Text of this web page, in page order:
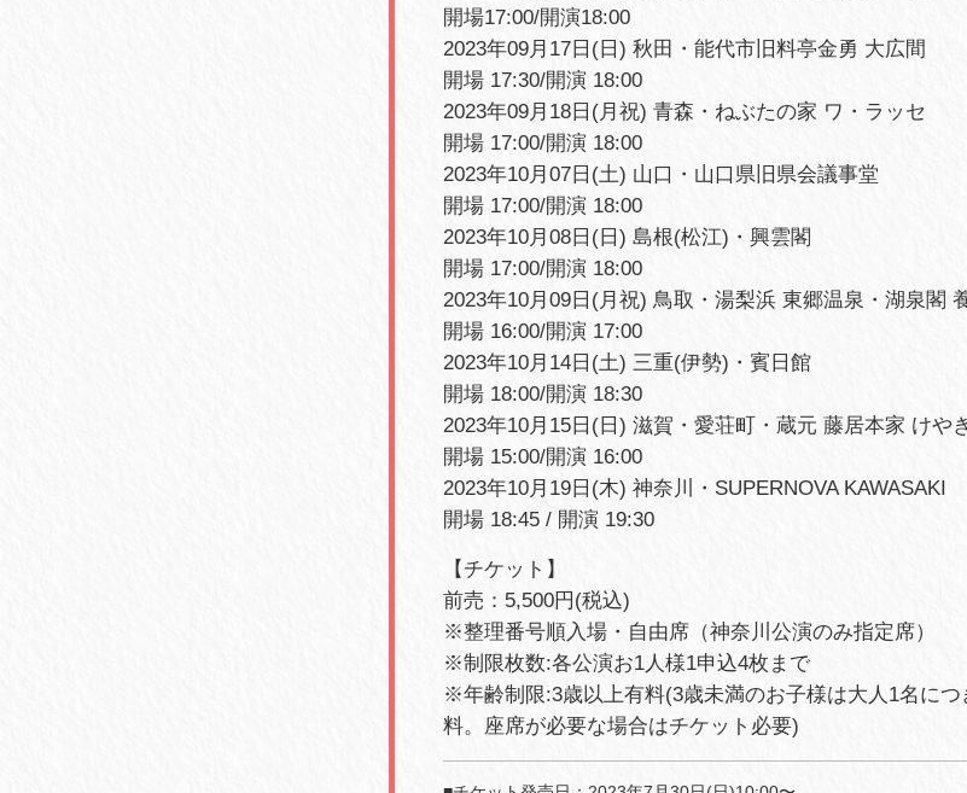
開場17:00/開演18:00
2023年09月17日(日) 秋田・能代市旧料亭金勇 大広間
開場 17:30/開演 18:00
2023年09月18日(月祝) 青森・ねぶたの家 ワ・ラッセ
開場 17:00/開演 18:00
2023年10月07日(土) 山口・山口県旧県会議事堂
開場 17:00/開演 18:00
2023年10月08日(日) 島根(松江)・興雲閣
開場 17:00/開演 18:00
2023年10月09日(月祝) 鳥取・湯梨浜 東郷温泉・湖泉閣
開場 16:00/開演 17:00
2023年10月14日(土) 三重(伊勢)・賓日館
開場 18:00/開演 18:30
2023年10月15日(日) 滋賀・愛荘町・蔵元 藤居本家 けや
開場 15:00/開演 16:00
2023年10月19日(木) 神奈川・SUPERNOVA KAWASAKI
開場 18:45 / 開演 19:30
【チケット】
前売：5,500円(税込)
※整理番号順入場・自由席（神奈川公演のみ指定席）
※制限枚数:各公演お1人様1申込4枚まで
※年齢制限:3歳以上有料(3歳未満のお子様は大人1名に
料。座席が必要な場合はチケット必要)